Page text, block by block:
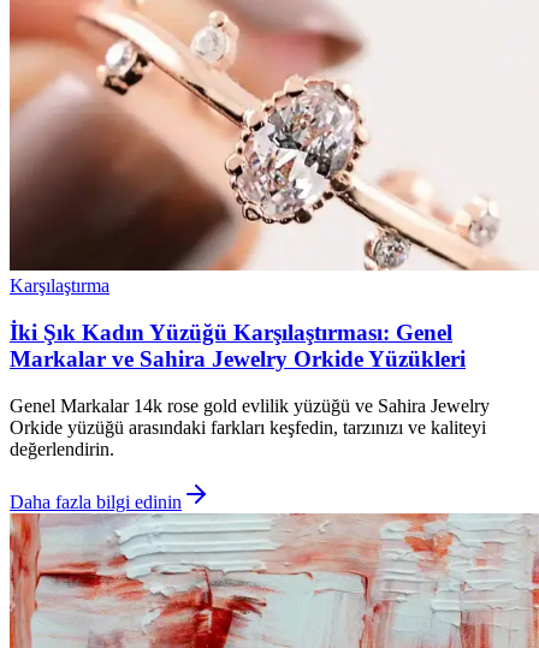
Karşılaştırma
İki Şık Kadın Yüzüğü Karşılaştırması: Genel
Markalar ve Sahira Jewelry Orkide Yüzükleri
Genel Markalar 14k rose gold evlilik yüzüğü ve Sahira Jewelry
Orkide yüzüğü arasındaki farkları keşfedin, tarzınızı ve kaliteyi
değerlendirin.
Daha fazla bilgi edinin